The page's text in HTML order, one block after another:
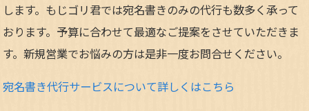
します。もじゴリ君では宛名書きのみの代行も数多く承って
おります。予算に合わせて最適なご提案をさせていただきま
す。新規営業でお悩みの方は是非一度お問合せください。
宛名書き代行サービスについて詳しくはこちら